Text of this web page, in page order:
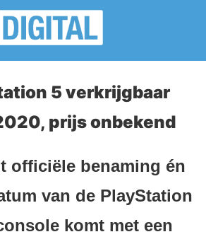
5 verkrijgbaar
prijs onbekend
officiële benaming én
van de PlayStation
komt met een